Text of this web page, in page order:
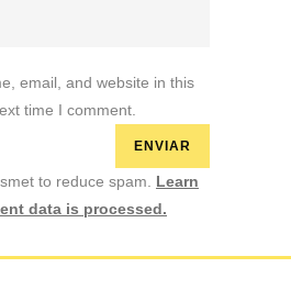
email, and website in this
time I comment.
to reduce spam. Learn
data is processed.